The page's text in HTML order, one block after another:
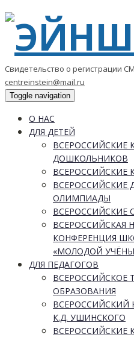
Свидетельство о регистрации
centreinstein@mail.ru
Toggle navigation
О НАС
ДЛЯ ДЕТЕЙ
ВСЕРОССИЙСКИЕ
ДОШКОЛЬНИКОВ
ВСЕРОССИЙСКИЕ
ВСЕРОССИЙСКИЕ
ОЛИМПИАДЫ
ВСЕРОССИЙСКИЕ
ВСЕРОССИЙСКАЯ
КОНФЕРЕНЦИЯ
«МОЛОДОЙ
ДЛЯ ПЕДАГОГОВ
ВСЕРОССИЙСКОЕ
ОБРАЗОВАНИЯ
ВСЕРОССИЙСКИЙ
К.Д. УШИНСКОГО
ВСЕРОССИЙСКИЕ